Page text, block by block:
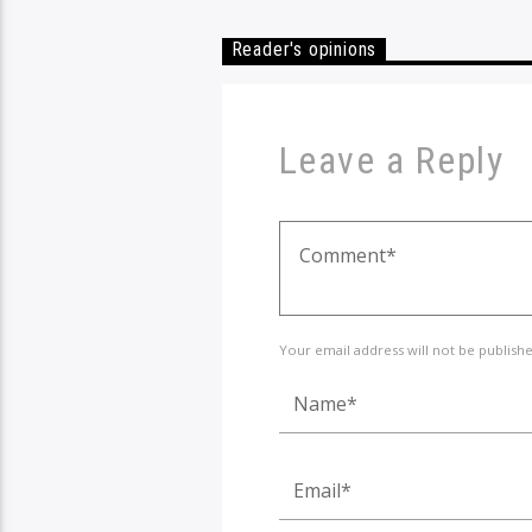
Reader's opinions
Leave a Reply
Your email address will not be